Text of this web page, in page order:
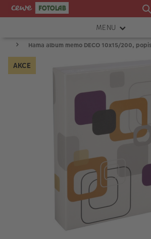
MENU
FOTOAPARÁTY
OBJEKTIVY
Hama album memo DECO 10x15/200,
AKCE